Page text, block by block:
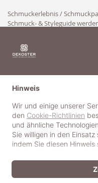
Schmuckerlebnis /
Schmuck- & Styleguide
Hinweis
Wir und einige unserer
den Cookie-Richtlinien
und ähnliche
Sie willigen in den
indem Sie diesen Hinweis